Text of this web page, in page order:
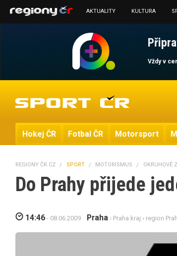
Vždy v
AKTUALITY KULTURA
Hokej ČR Fotbal ČR Motorsport
REGIONY ČR.CZ SPORT MOTORISMUS OKRUHOVÉ
Do Prahy přijede
14:46 - 08.06.2009 Praha › Praha kraj › region